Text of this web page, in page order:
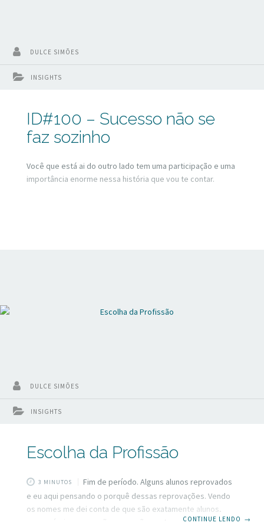
INSIGHTS
DULCE SIMÕES
ID#100 – Sucesso não se
faz sozinho
Você que está ai do outro lado tem uma participação e uma
importância enorme nessa história que vou te contar.
INSIGHTS
DULCE SIMÕES
Escolha da Profissão
3 MINUTOS
Fim de período. Alguns alunos reprovados
e eu aqui pensando o porquê dessas reprovações. Vendo
os nomes me dei conta de que são exatamente alunos,
com raríssimas exceções, que não gostam do curso que
CONTINUE LENDO →